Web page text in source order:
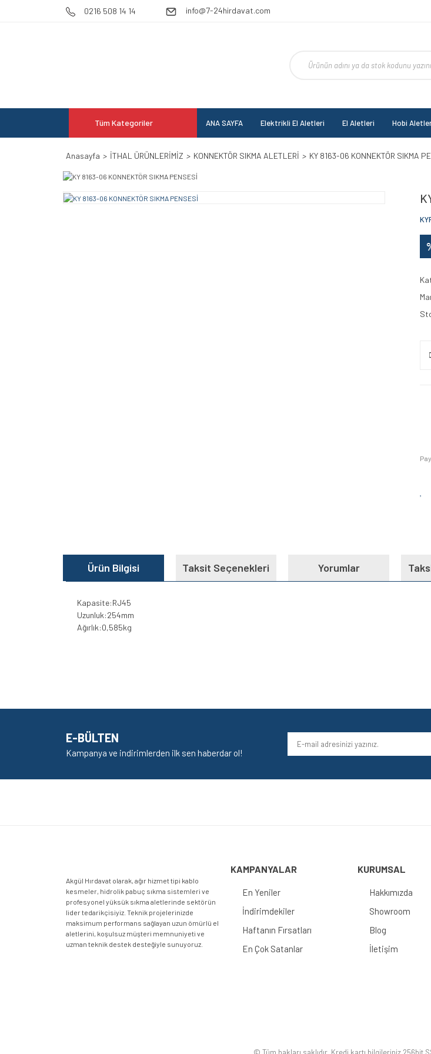
0216 508 14 14 info@7-24hirdavat.com
Tüm Kategoriler ANA SAYFA Elektrikli El Aletleri El Aletleri Hobi
Anasayfa İTHAL ÜRÜNLERİMİZ KONNEKTÖR SIKMA ALETLERİ KY 8163-06 KONNEKTÖR SIKMA
Ürün Bilgisi Taksit Seçenekleri Yorumlar
Kapasite:RJ45
Uzunluk:254mm
Ağırlık:0,585kg
Ürün resmi kalitesiz, bozuk veya görüntülenemiyor.
Ürün bilgilerinde hatalar bulunuyor.
E-BÜLTEN
Kampanya ve indirimlerden ilk sen haberdar ol!
Akgül Hırdavat olarak, ağır hizmet tipi kablo
kesmeler, hidrolik pabuç sıkma sistemleri ve
profesyonel yüksük sıkma aletlerinde sektörün
lider tedarikçisiyiz. Teknik projelerinizde
maksimum performans sağlayan uzun ömürlü el
aletlerini, koşulsuz müşteri memnuniyeti ve
uzman teknik destek desteğiyle sunuyoruz.
KAMPANYALAR
En Yeniler
İndirimdekiler
Haftanın Fırsatları
En Çok Satanlar
KURUMSAL
Hakkımızda
Showroom
Blog
İletişim